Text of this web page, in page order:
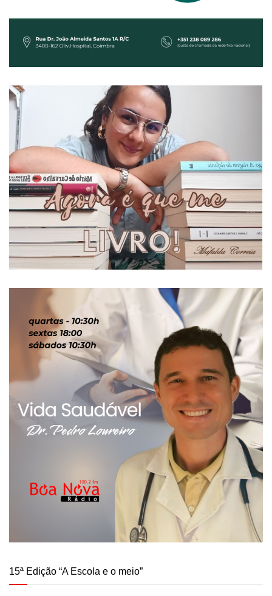
15ª Edição “A Escola e o meio”